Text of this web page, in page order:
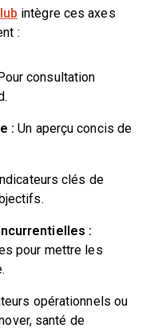
intègre ces axes
:
Pour consultation
: Un aperçu concis de
clés de
:
pour mettre les
opérationnels ou
santé de